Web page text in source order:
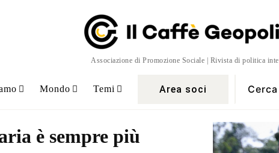
Associazione di Promozione Sociale | Rivista di politica
Mondo Temi Area soci Cerca
è sempre più